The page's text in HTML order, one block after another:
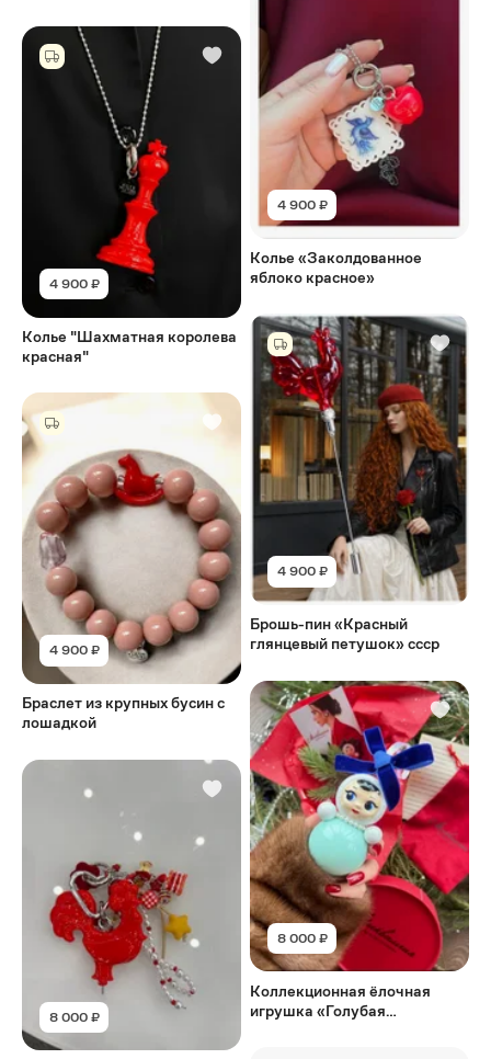
4 900 ₽
Колье "Шахматная королева
красная"
4 900 ₽
Браслет из крупных бусин с
лошадкой
8 000 ₽
4 900 ₽
Колье «Заколдованное
яблоко красное»
4 900 ₽
Брошь-пин «Красный
глянцевый петушок» ссср
8 000 ₽
Коллекционная ёлочная
игрушка «Голубая